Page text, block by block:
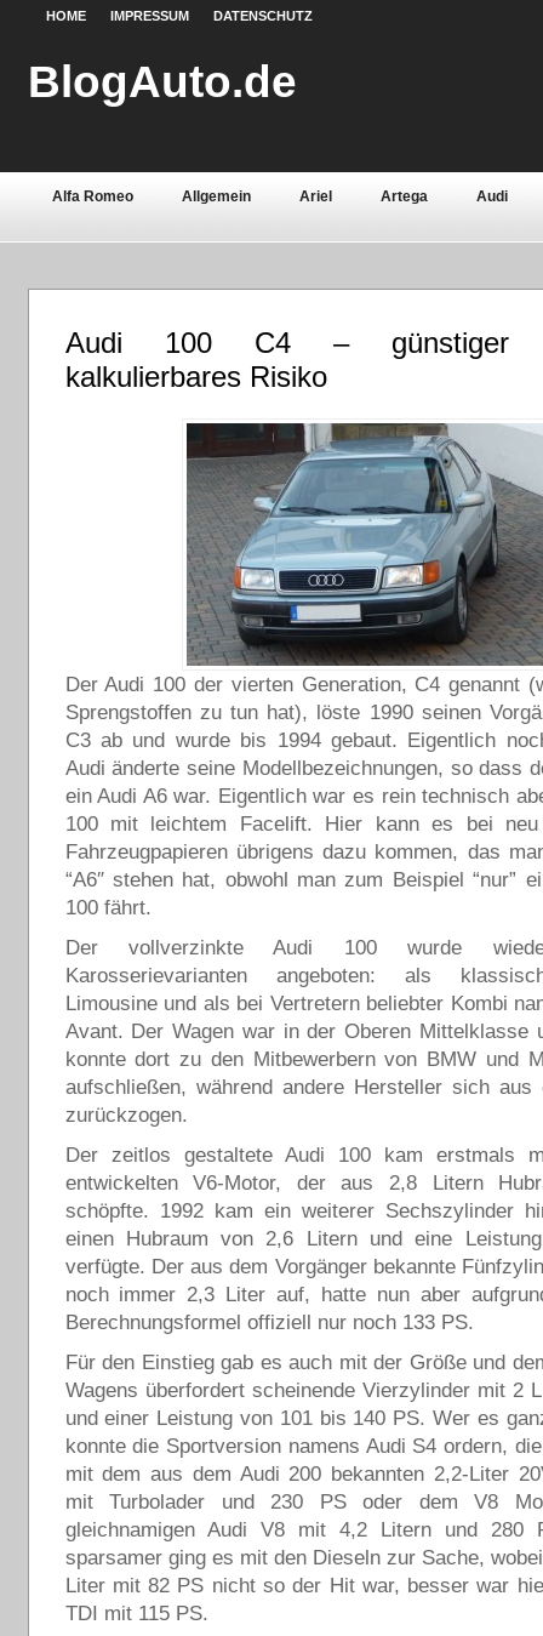
HOME IMPRESSUM DATENSCHUTZ
BlogAuto.de
Alfa Romeo Allgemein Ariel Artega Audi
Chevrolet Chrysler Citroën Continental Dacia
Lamborghini Lancia Land Rover Lotus Mazda
Sicherheit Skoda Smart
Wartburg Werkstoffe Zubehör
Audi 100 C4 – günstiger
kalkulierbares Risiko
Der Audi 100 der vierten Generation, C4 genannt
Sprengstoffen zu tun hat), löste 1990 seinen
C3 ab und wurde bis 1994 gebaut. Eigentlich
Audi änderte seine Modellbezeichnungen, so dass
ein Audi A6 war. Eigentlich war es rein technisch
100 mit leichtem Facelift. Hier kann es bei neu
Fahrzeugpapieren übrigens dazu kommen, das
“A6″ stehen hat, obwohl man zum Beispiel “nur”
100 fährt.
Der vollverzinkte Audi 100 wurde
Karosserievarianten angeboten: als
Limousine und als bei Vertretern beliebter Kombi
Avant. Der Wagen war in der Oberen Mittelklasse
konnte dort zu den Mitbewerbern von BMW und
aufschließen, während andere Hersteller sich aus
zurückzogen.
Der zeitlos gestaltete Audi 100 kam erstmals
entwickelten V6-Motor, der aus 2,8 Litern
schöpfte. 1992 kam ein weiterer Sechszylinder
einen Hubraum von 2,6 Litern und eine
verfügte. Der aus dem Vorgänger bekannte
noch immer 2,3 Liter auf, hatte nun aber
Berechnungsformel offiziell nur noch 133 PS.
Für den Einstieg gab es auch mit der Größe und
Wagens überfordert scheinende Vierzylinder mit 2
und einer Leistung von 101 bis 140 PS. Wer es
konnte die Sportversion namens Audi S4 ordern,
mit dem aus dem Audi 200 bekannten 2,2-Liter
mit Turbolader und 230 PS oder dem V8
gleichnamigen Audi V8 mit 4,2 Litern und 280
sparsamer ging es mit den Dieseln zur Sache,
Liter mit 82 PS nicht so der Hit war, besser war
TDI mit 115 PS.